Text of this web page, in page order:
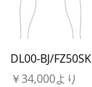
DL00-BJ/FZ50SK
￥34,000より
セール価格